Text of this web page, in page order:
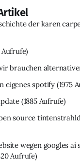
der karen
Aufrufe)
brauchen
eigenes spotify (1975
(1885 Aufrufe)
source
wegen googles ai
Aufrufe)